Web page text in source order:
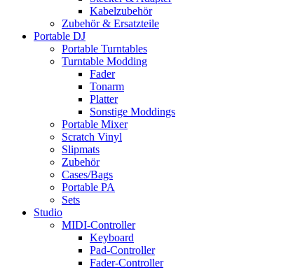
Kabelzubehör
Zubehör & Ersatzteile
Portable DJ
Portable Turntables
Turntable Modding
Fader
Tonarm
Platter
Sonstige Moddings
Portable Mixer
Scratch Vinyl
Slipmats
Zubehör
Cases/Bags
Portable PA
Sets
Studio
MIDI-Controller
Keyboard
Pad-Controller
Fader-Controller